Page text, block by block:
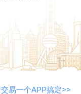
易一个APP搞定>>